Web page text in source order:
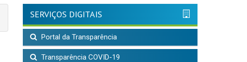
SERVIÇOS DIGITAIS
Portal da Transparência
Transparência COVID-19